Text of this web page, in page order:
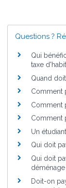
Questions ?
Qui
taxe
Quand
Comment
Comment
Comment
Un
Qui doit
Qui doit
déménage
Doit-on